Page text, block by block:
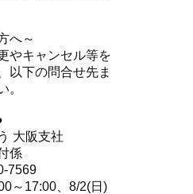
へ～
やキャンセル等を
以下の問合せ先ま
。
大阪支社
係
7569
17:00、8/2(日)